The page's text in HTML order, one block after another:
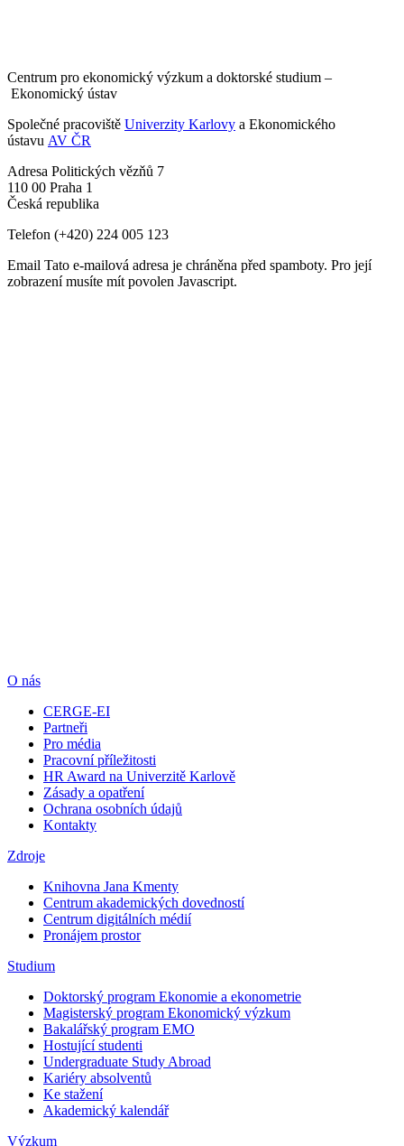
Centrum pro ekonomický výzkum a doktorské studium –
Ekonomický ústav
Společné pracoviště Univerzity Karlovy a Ekonomického
ústavu AV ČR
Adresa Politických vězňů 7
110 00 Praha 1
Česká republika
Telefon (+420) 224 005 123
Email Tato e-mailová adresa je chráněna před spamboty. Pro její
zobrazení musíte mít povolen Javascript.
O nás
CERGE-EI
Partneři
Pro média
Pracovní příležitosti
HR Award na Univerzitě Karlově
Zásady a opatření
Ochrana osobních údajů
Kontakty
Zdroje
Knihovna Jana Kmenty
Centrum akademických dovedností
Centrum digitálních médií
Pronájem prostor
Studium
Doktorský program Ekonomie a ekonometrie
Magisterský program Ekonomický výzkum
Bakalářský program EMO
Hostující studenti
Undergraduate Study Abroad
Kariéry absolventů
Ke stažení
Akademický kalendář
Výzkum